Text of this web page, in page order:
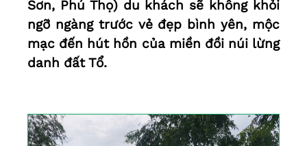
Sơn, Phú Thọ) du khách sẽ không khỏi
ngỡ ngàng trước vẻ đẹp bình yên, mộc
mạc đến hút hồn của miền đồi núi lừng
danh đất Tổ.